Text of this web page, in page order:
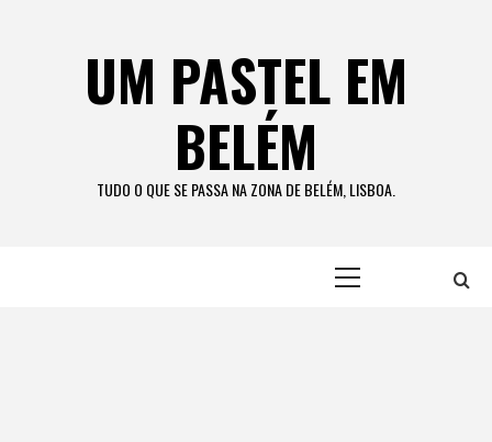
UM PASTEL EM
BELÉM
TUDO O QUE SE PASSA NA ZONA DE BELÉM, LISBOA.